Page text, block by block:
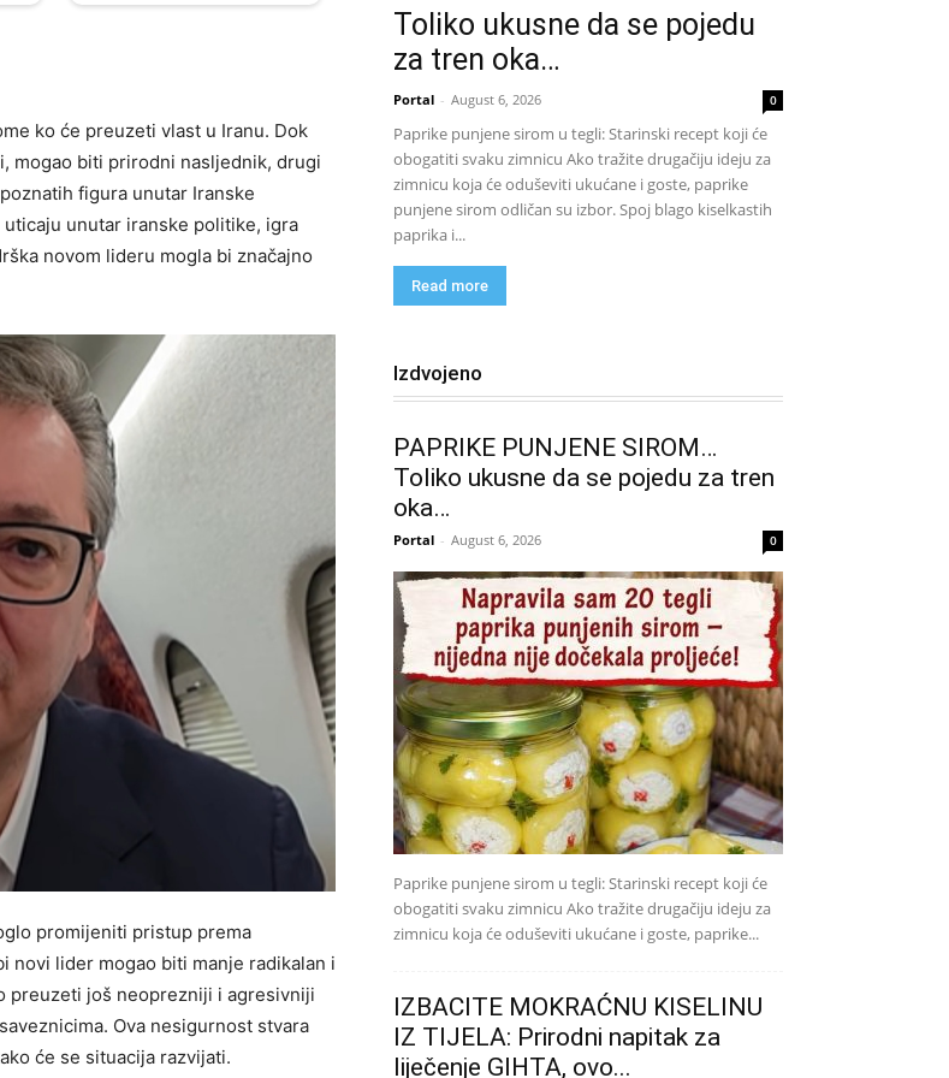
ko će preuzeti vlast u Iranu. Dok
mogao biti prirodni nasljednik, drugi
figura unutar Iranske
unutar iranske politike, igra
novom lideru mogla bi značajno
promijeniti pristup prema
novi lider mogao biti manje radikalan i
preuzeti još neoprezniji i agresivniji
Ova nesigurnost stvara
će se situacija razvijati.
Toliko ukusne da se pojedu
za tren oka…
Portal - August 6, 2026 0
Paprike punjene sirom u tegli: Starinski recept koji će
obogatiti svaku zimnicu Ako tražite drugačiju ideju za
zimnicu koja će oduševiti ukućane i goste, paprike
punjene sirom odličan su izbor. Spoj blago kiselkastih
paprika i...
Read more
Izdvojeno
PAPRIKE PUNJENE SIROM…
Toliko ukusne da se pojedu za tren
oka…
Portal - August 6, 2026 0
Paprike punjene sirom u tegli: Starinski recept koji će
obogatiti svaku zimnicu Ako tražite drugačiju ideju za
zimnicu koja će oduševiti ukućane i goste, paprike...
IZBACITE MOKRAĆNU KISELINU
IZ TIJELA: Prirodni napitak za
liječenje GIHTA, ovo...